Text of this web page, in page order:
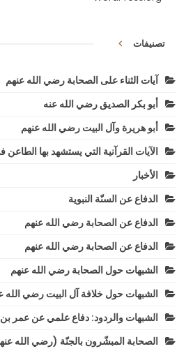
تصنيفات
آيات الثناء على الصحابة رضي الله عنهم
أبو بكر الصديق رضي الله عنه
أبو هريرة وآل البيت رضي الله عنهم
الآيات القرآنية التي يستشهد بها الطاعن
الأخبار
الدفاع عن السنّة النبوية
الدفاع عن الصحابة رضي الله عنهم
الدفاع عن الصحابة رضي الله عنهم
الشبهات حول الصحابة رضي الله عنهم
الشبهات حول خلافة آل البيت رضي الله
الشبهات والردود: دفاع علمي عن عمر
الصحابة المبشّرون بالجنّة (رضي الله